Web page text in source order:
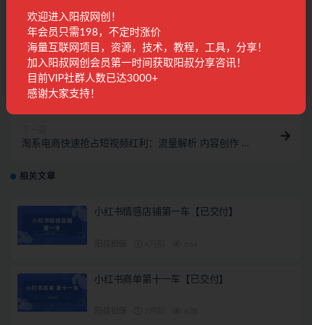
收藏 海报
小红书0门槛开店卖眼镜，日入500+需求量大且暴利，
淘系电商快速抢占短视频红利：流量解析 内容创作 渠
相关文章
小红书情感店铺第一车【已交付】
小红书商单第十一车【已交付】
欢迎进入阳叔网创！
年会员只需198，不定时涨价
海量互联网项目，资源，技术，教程，工具，分享！
加入阳叔网创会员第一时间获取阳叔分享咨讯！
目前VIP社群人数已达3000+
感谢大家支持！